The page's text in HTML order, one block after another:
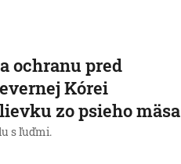
ochranu pred
Kórei
zo psieho mäsa
s ľuďmi.